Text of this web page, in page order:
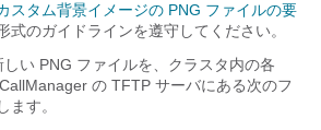
カスタム背景イメージの PNG ファイルの要
式のガイドラインを遵守してください。
い PNG ファイルを、クラスタ内の各
の TFTP サーバにある次のフ
ます。